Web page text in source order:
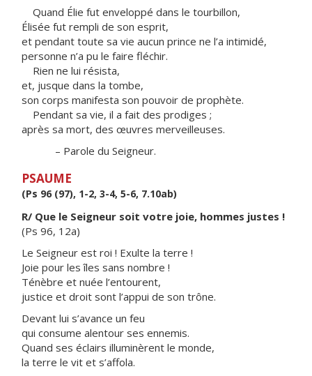
Quand Élie fut enveloppé dans le tourbillon,
Élisée fut rempli de son esprit,
et pendant toute sa vie aucun prince ne l’a intimidé,
personne n’a pu le faire fléchir.
Rien ne lui résista,
et, jusque dans la tombe,
son corps manifesta son pouvoir de prophète.
Pendant sa vie, il a fait des prodiges ;
après sa mort, des œuvres merveilleuses.
– Parole du Seigneur.
PSAUME
(Ps 96 (97), 1-2, 3-4, 5-6, 7.10ab)
R/ Que le Seigneur soit votre joie, hommes justes !
(Ps 96, 12a)
Le Seigneur est roi ! Exulte la terre !
Joie pour les îles sans nombre !
Ténèbre et nuée l’entourent,
justice et droit sont l’appui de son trône.
Devant lui s’avance un feu
qui consume alentour ses ennemis.
Quand ses éclairs illuminèrent le monde,
la terre le vit et s’affola.